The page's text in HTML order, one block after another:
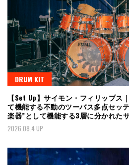
DRUM KIT
【Set Up】サイモン・フィリップス
て機能する不動のツーバス多点セッ
楽器”として機能する3層に分かれた
2026.08.4 UP